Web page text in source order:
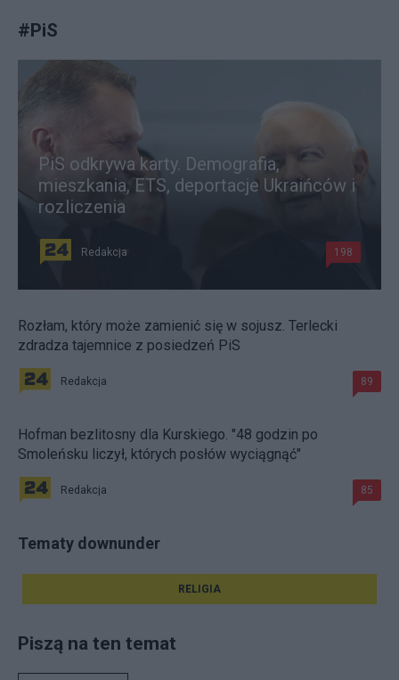
#PiS
PiS odkrywa karty. Demografia,
mieszkania, ETS, deportacje Ukraińców i
rozliczenia
Redakcja 198
Rozłam, który może zamienić się w sojusz. Terlecki
zdradza tajemnice z posiedzeń PiS
Redakcja 89
Hofman bezlitosny dla Kurskiego. "48 godzin po
Smoleńsku liczył, których posłów wyciągnąć"
Redakcja 85
Tematy downunder
RELIGIA
Piszą na ten temat